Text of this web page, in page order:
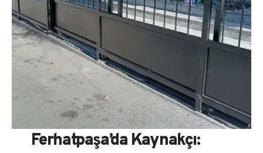
Ferhatpaşa’da Kaynakçı: